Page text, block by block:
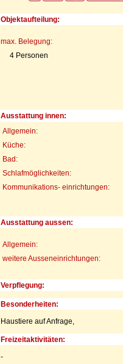
Objektaufteilung:
max. Belegung:
4 Personen
Ausstattung innen:
Allgemein:
Küche:
Bad:
Schlafmöglichkeiten:
Kommunikations- einrichtungen:
Ausstattung aussen:
Allgemein:
weitere Ausseneinrichtungen:
Verpflegung:
Besonderheiten:
Haustiere auf Anfrage,
Freizeitaktivitäten:
-